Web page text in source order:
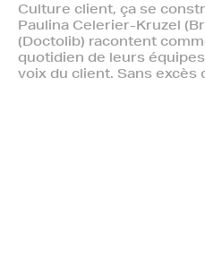
Culture client, ça se
Paulina Celerier-Kruzel
(Doctolib) racontent
quotidien de leurs
voix du client. Sans excès